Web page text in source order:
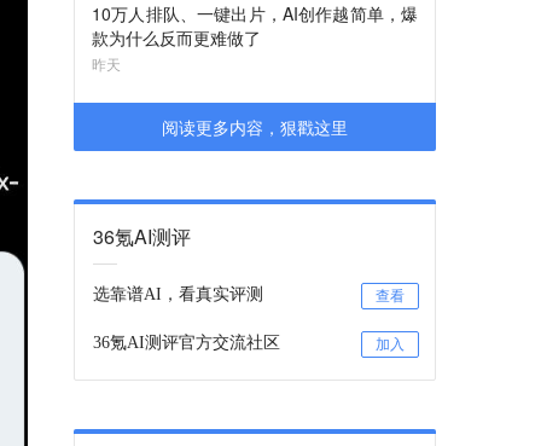
10万人排队、一键出片，AI创作越简单，爆
款为什么反而更难做了
昨天
阅读更多内容，狠戳这里
36氪AI测评
选靠谱AI，看真实评测 查看
36氪AI测评官方交流社区 加入